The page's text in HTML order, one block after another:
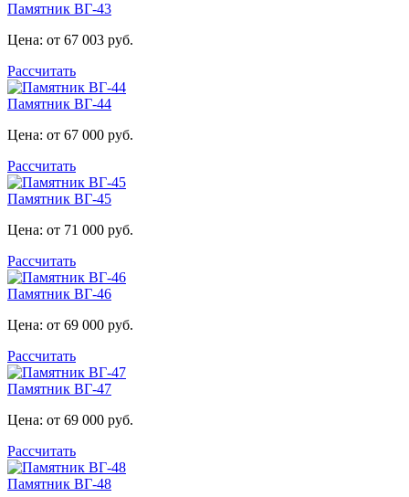
Памятник ВГ-43
Цена: от 67 003 руб.
Рассчитать
Памятник ВГ-44
Цена: от 67 000 руб.
Рассчитать
Памятник ВГ-45
Цена: от 71 000 руб.
Рассчитать
Памятник ВГ-46
Цена: от 69 000 руб.
Рассчитать
Памятник ВГ-47
Цена: от 69 000 руб.
Рассчитать
Памятник ВГ-48